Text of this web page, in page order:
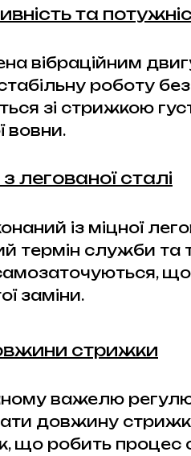
та
вібраційним
роботу
зі стрижкою
вовни.
легованої сталі
із міцної
термін служби та
заміни.
стрижки
важелю
довжину
що робить процес